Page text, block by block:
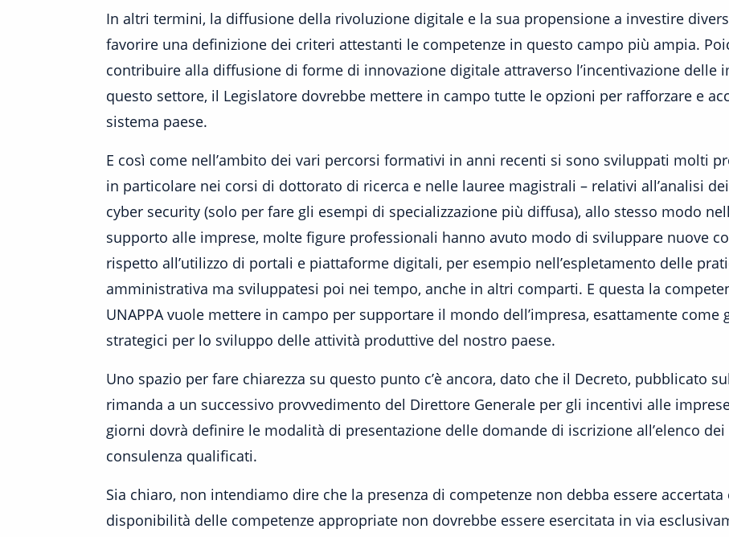
In altri termini, la diffusione della rivoluzione digitale e la sua propensione a investire
favorire una definizione dei criteri attestanti le competenze in questo campo più ampia.
contribuire alla diffusione di forme di innovazione digitale attraverso l’incentivazione delle
questo settore, il Legislatore dovrebbe mettere in campo tutte le opzioni per rafforzare e
sistema paese.
E così come nell’ambito dei vari percorsi formativi in anni recenti si sono sviluppati molti
in particolare nei corsi di dottorato di ricerca e nelle lauree magistrali – relativi all’analisi
cyber security (solo per fare gli esempi di specializzazione più diffusa), allo stesso modo
supporto alle imprese, molte figure professionali hanno avuto modo di sviluppare nuove
rispetto all’utilizzo di portali e piattaforme digitali, per esempio nell’espletamento delle
amministrativa ma sviluppatesi poi nei tempo, anche in altri comparti. E questa la
UNAPPA vuole mettere in campo per supportare il mondo dell’impresa, esattamente
strategici per lo sviluppo delle attività produttive del nostro paese.
Uno spazio per fare chiarezza su questo punto c’è ancora, dato che il Decreto, pubblicato
rimanda a un successivo provvedimento del Direttore Generale per gli incentivi alle
giorni dovrà definire le modalità di presentazione delle domande di iscrizione all’elenco
consulenza qualificati.
Sia chiaro, non intendiamo dire che la presenza di competenze non debba essere
disponibilità delle competenze appropriate non dovrebbe essere esercitata in via